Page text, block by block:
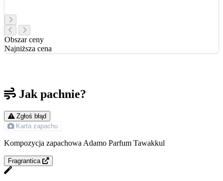
Obszar ceny
Najniższa cena
Jak pachnie?
Zgłoś błąd
Karta zapachu
Kompozycja zapachowa Adamo Parfum Tawakkul
Fragrantica